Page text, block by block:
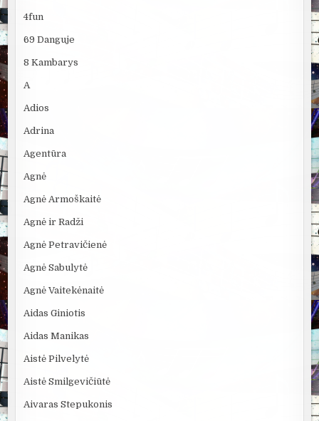
4fun
69 Danguje
8 Kambarys
A
Adios
Adrina
Agentūra
Agnė
Agnė Armoškaitė
Agnė ir Radži
Agnė Petravičienė
Agnė Sabulytė
Agnė Vaitekėnaitė
Aidas Giniotis
Aidas Manikas
Aistė Pilvelytė
Aistė Smilgevičiūtė
Aivaras Stepukonis